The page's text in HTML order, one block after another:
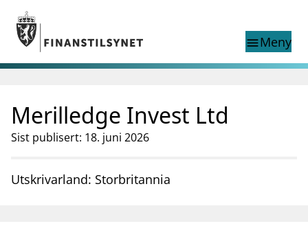
Gå til hovedinnhold
Gå til søkesiden
menuMeny
nettstedet
English
English
Tilsyn
Finanstilsynets registre
Merilledge Invest Ltd
Sist publisert: 18. juni 2026
Utskrivarland: Storbritannia